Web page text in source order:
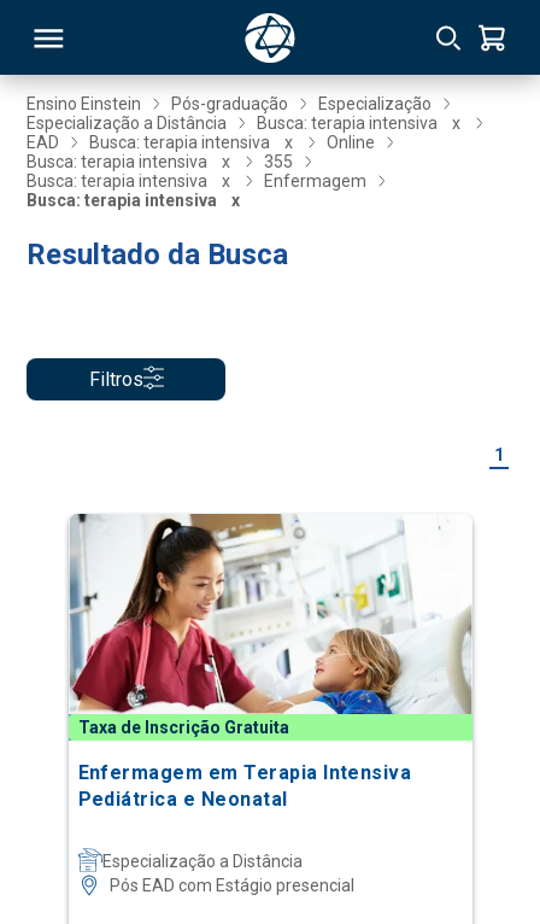
Ensino Einstein Pós-graduação
Especialização
Especialização a Distância
Busca: terapia intensiva
x
EAD
Busca: terapia intensiva x
Online
Busca: terapia intensiva
x
355
Busca: terapia intensiva
x
Enfermagem
Busca: terapia intensiva
x
Resultado da Busca
Filtros
1
Taxa de Inscrição Gratuita
Enfermagem em Terapia Intensiva
Pediátrica e Neonatal
Especialização a Distância
Pós EAD com Estágio presencial